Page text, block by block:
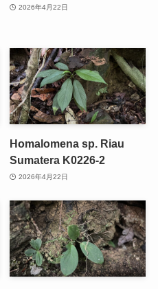
2026年4月22日
Homalomena sp. Riau
Sumatera K0226-2
2026年4月22日